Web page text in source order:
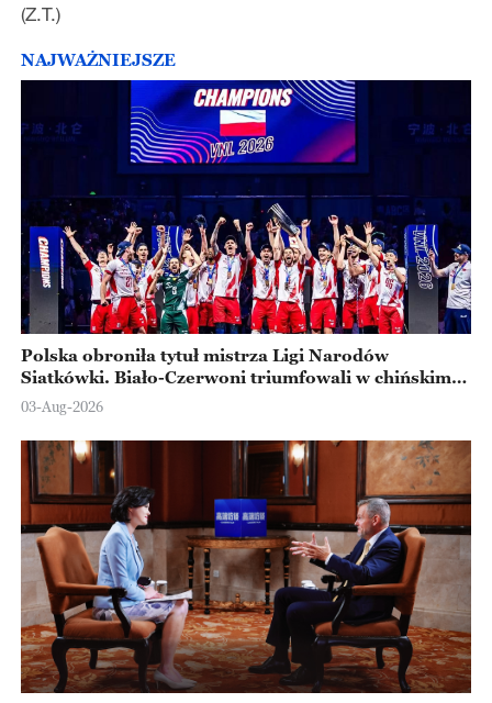
(Z.T.)
NAJWAŻNIEJSZE
Polska obroniła tytuł mistrza Ligi Narodów
Siatkówki. Biało-Czerwoni triumfowali w chińskim
Ningbo
03-Aug-2026